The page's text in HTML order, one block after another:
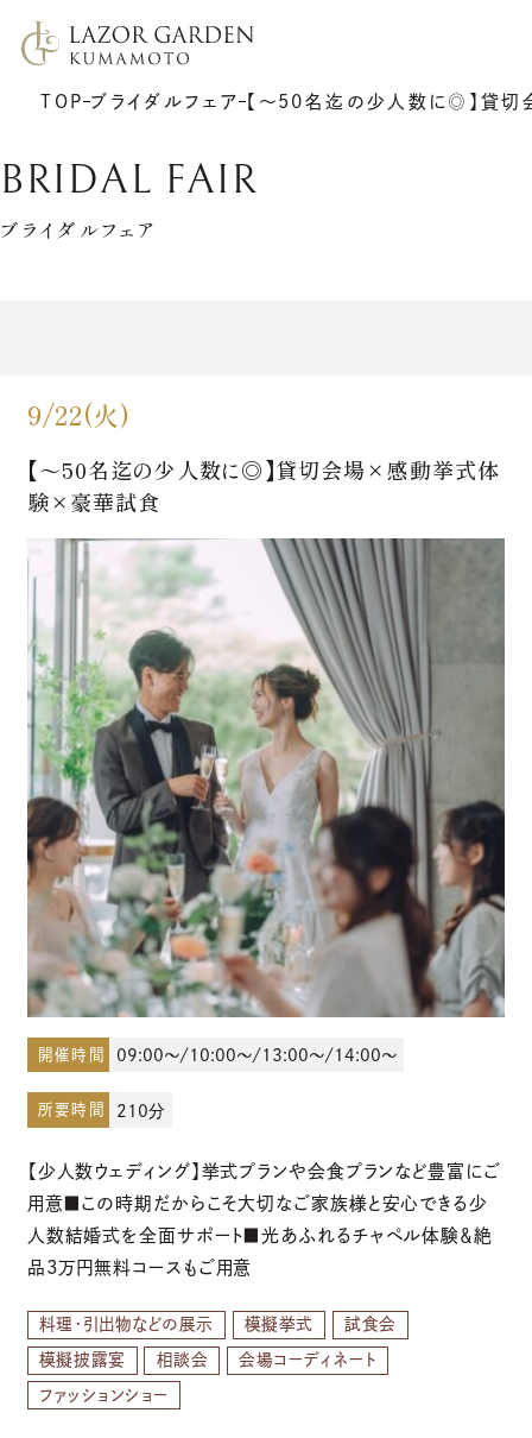
7F リアトゥーナ
6F グラシエント
サポート
料理
衣裳
ギャラリー
ゲストの皆さまへ
少人数結婚式のご案内
ご宴会・会議でのご利用
コマーシャル撮影施設貸しのご案内
来館予約
資料請求
プラン
ブライダルフェア
お電話でのご予約・お問い合わせ
096-319-2022
平日12:00-19:00
土日祝9:00-19:00（火・水曜日定休）
TOP ブライダルフェア 【～50名迄の少人数に◎】貸
BRIDAL FAIR
ブライダルフェア
9/22(火)
【～50名迄の少人数に◎】貸切会場×感動挙式体
験×豪華試食
開催時間 09:00～/10:00～/13:00～/14:00～
所要時間 210分
【少人数ウェディング】挙式プランや会食プランなど豊富にご
用意■この時期だからこそ大切なご家族様と安心できる少
人数結婚式を全面サポート■光あふれるチャペル体験＆絶
品3万円無料コースもご用意
料理・引出物などの展示 模擬挙式 試食会
模擬披露宴 相談会 会場コーディネート
ファッションショー